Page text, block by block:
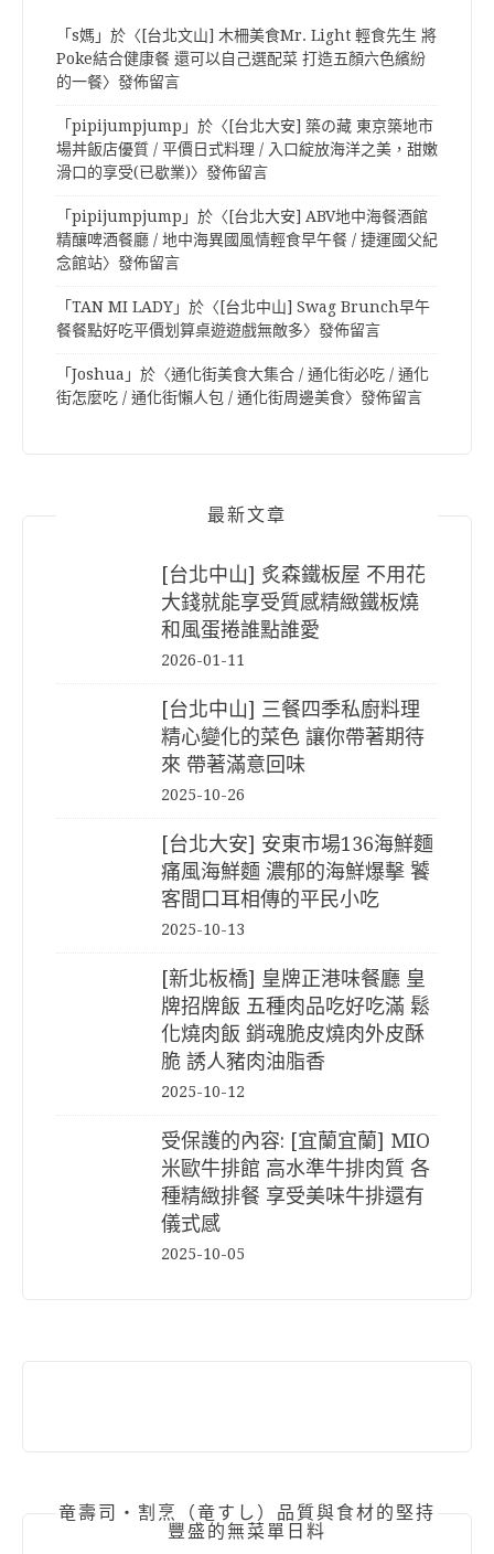
「s媽 」於〈 [台北文山] 木柵美食Mr. Light 輕食先生 將
Poke結合健康餐 還可以自己選配菜 打造五顏六色繽紛
的一餐〉發佈留言
「pipijumpjump 」於〈 [台北大安] 築の藏 東京築地市
場丼飯店優質 / 平價日式料理 / 入口綻放海洋之美，甜嫩
滑口的享受(已歇業)〉發佈留言
「pipijumpjump 」於〈 [台北大安] ABV地中海餐酒館
精釀啤酒餐廳 / 地中海異國風情輕食早午餐 / 捷運國父紀
念館站〉發佈留言
「TAN MI LADY」於〈 [台北中山] Swag Brunch早午
餐餐點好吃平價划算桌遊遊戲無敵多〉發佈留言
「Joshua 」於〈通化街美食大集合 / 通化街必吃 / 通化
街怎麼吃 / 通化街懶人包 / 通化街周邊美食〉發佈留言
最新文章
[台北中山] 炙森鐵板屋 不用花
大錢就能享受質感精緻鐵板燒
和風蛋捲誰點誰愛
2026-01-11
[台北中山] 三餐四季私廚料理
精心變化的菜色 讓你帶著期待
來 帶著滿意回味
2025-10-26
[台北大安] 安東市場136海鮮麵
痛風海鮮麵 濃郁的海鮮爆擊 饕
客間口耳相傳的平民小吃
2025-10-13
[新北板橋] 皇牌正港味餐廳 皇
牌招牌飯 五種肉品吃好吃滿 鬆
化燒肉飯 銷魂脆皮燒肉外皮酥
脆 誘人豬肉油脂香
2025-10-12
受保護的內容: [宜蘭宜蘭] MIO
米歐牛排館 高水準牛排肉質 各
種精緻排餐 享受美味牛排還有
儀式感
2025-10-05
竜壽司‧割烹（竜すし）品質與食材的堅持
豐盛的無菜單日料